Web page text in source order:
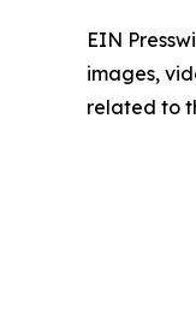
EIN
images,
related to